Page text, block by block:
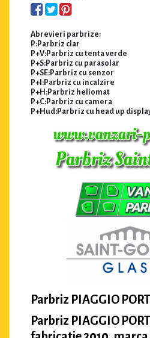
Abrevieri parbrize:
P:Parbriz clar
P+V:Parbriz cu tenta verde
P+S:Parbriz cu parasolar
P+SE:Parbriz cu senzor
P+I:Parbriz cu incalzire
P+H:Parbriz heliomat
P+C:Parbriz cu camera
P+Hud:Parbriz cu head up
Parbriz PIAGGIO
Parbriz PIAGGIO